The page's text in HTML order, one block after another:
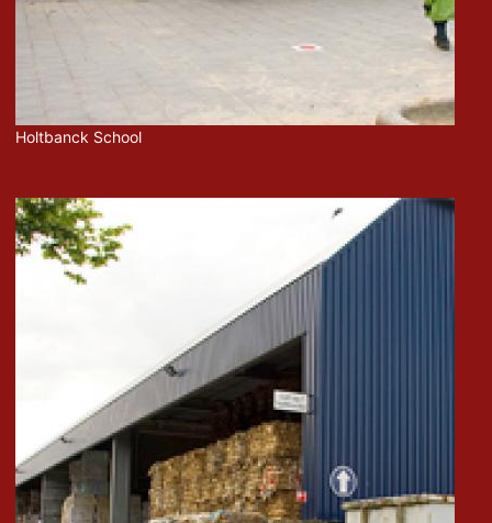
Holtbanck School